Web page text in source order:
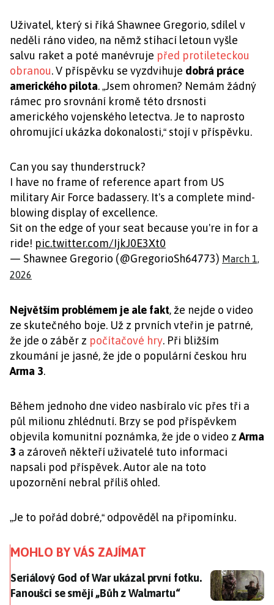
Uživatel, který si říká Shawnee Gregorio, sdílel v
neděli ráno video, na němž stíhací letoun vyšle
salvu raket a poté manévruje před protileteckou
obranou. V příspěvku se vyzdvihuje dobrá práce
amerického pilota. „Jsem ohromen? Nemám žádný
rámec pro srovnání kromě této drsnosti
amerického vojenského letectva. Je to naprosto
ohromující ukázka dokonalosti,“ stojí v příspěvku.
Can you say thunderstruck?
I have no frame of reference apart from US
military Air Force badassery. It's a complete mind-
blowing display of excellence.
Sit on the edge of your seat because you're in for a
ride! pic.twitter.com/IjkJ0E3Xt0
— Shawnee Gregorio (@GregorioSh64773) March 1,
2026
Největším problémem je ale fakt, že nejde o video
ze skutečného boje. Už z prvních vteřin je patrné,
že jde o záběr z počítačové hry. Při bližším
zkoumání je jasné, že jde o populární českou hru
Arma 3.
Během jednoho dne video nasbíralo víc přes tři a
půl milionu zhlédnutí. Brzy se pod příspěvkem
objevila komunitní poznámka, že jde o video zArma
3 a zároveň někteří uživatelé tuto informaci
napsali pod příspěvek. Autor ale na toto
upozornění nebral příliš ohled.
„Je to pořád dobré,“ odpověděl na připomínku.
MOHLO BY VÁS ZAJÍMAT
Seriálový God of War ukázal první fotku. Fanoušci se
Seriálový God of War ukázal první fotku.
Fanoušci se smějí „Bůh z Walmartu“